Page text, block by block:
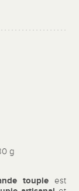
g
toupieest